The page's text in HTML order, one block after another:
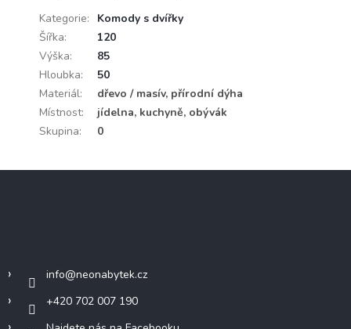
Kategorie:
Komody s dvířky
Šířka:
120
Výška:
85
Hloubka:
50
Materiál:
dřevo / masív, přírodní dýha
Místnost:
jídelna, kuchyně, obývák
Skupina: 0
info@neonabytek.cz
+420 702 007 190